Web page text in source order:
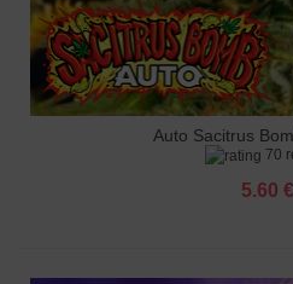
Auto Sacitrus
70
5.60 €